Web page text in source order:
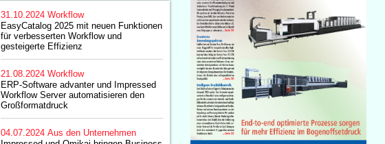
31.10.2024 Workflow
EasyCatalog 2025 mit neuen Funktionen
für verbesserten Workflow und
gesteigerte Effizienz
21.08.2024 Workflow
ERP-Software advanter und Impressed
Workflow Server automatisieren den
Großformatdruck
04.07.2024 Aus den Unternehmen